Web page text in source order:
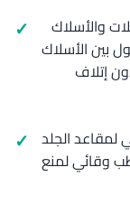
والأسلاك
بين الأسلاك
إتلاف
لمقاعد الجلد
وقائي لمنع